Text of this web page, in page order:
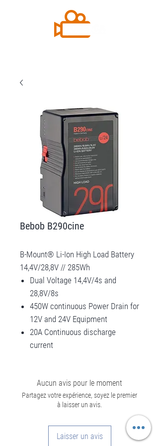
Bebob B290cine
B-Mount® Li-Ion High Load Battery
14,4V/28,8V // 285Wh
Dual Voltage 14,4V/4s and
28,8V/8s
450W continuous Power Drain for
12V and 24V Equipment
20A Continuous discharge
current
Aucun avis pour le moment
Partagez votre expérience, soyez le premier
à laisser un avis.
Laisser un avis